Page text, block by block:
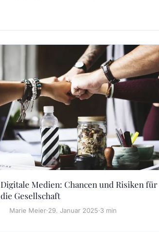
Digitale Medien: Chancen und Risiken für
die Gesellschaft
Marie Meier·29. Januar 2025·3 min